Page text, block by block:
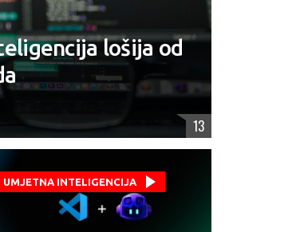
lošija od
13
UMJETNA INTELIGENCIJA